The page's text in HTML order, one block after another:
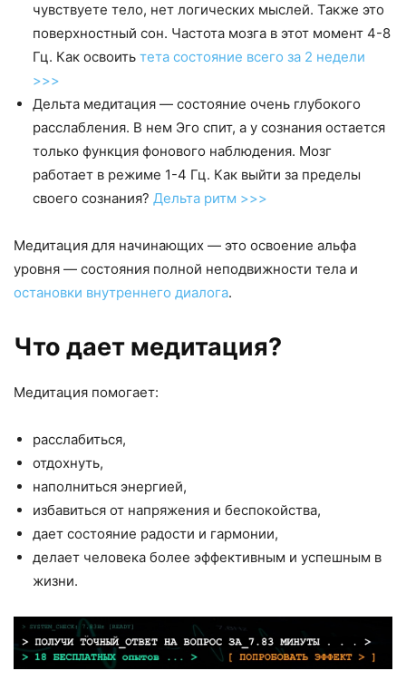
чувствуете тело, нет логических мыслей. Также это
поверхностный сон. Частота мозга в этот момент 4-8
Гц. Как освоить тета состояние всего за 2 недели
>>>
Дельта медитация — состояние очень глубокого
расслабления. В нем Эго спит, а у сознания остается
только функция фонового наблюдения. Мозг
работает в режиме 1-4 Гц. Как выйти за пределы
своего сознания? Дельта ритм >>>
Медитация для начинающих — это освоение альфа
уровня — состояния полной неподвижности тела и
остановки внутреннего диалога.
Что дает медитация?
Медитация помогает:
расслабиться,
отдохнуть,
наполниться энергией,
избавиться от напряжения и беспокойства,
дает состояние радости и гармонии,
делает человека более эффективным и успешным в
жизни.